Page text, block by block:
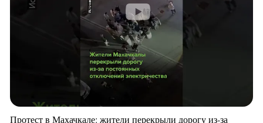
Протест в Махачкале: жители перекрыли дорогу из-за